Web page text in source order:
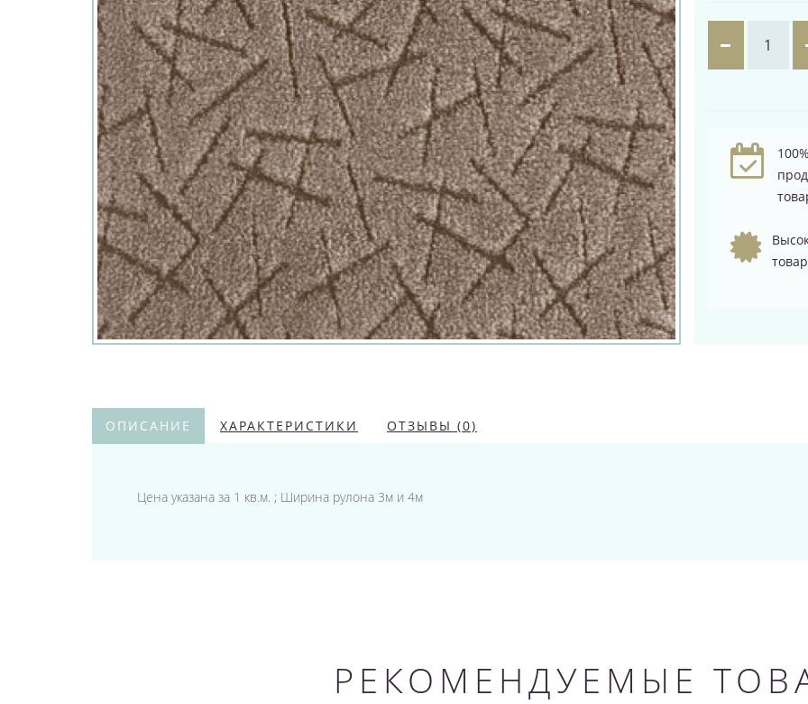
ОПИСАНИЕ ХАРАКТЕРИСТИКИ ОТЗЫВЫ (0)
Цена указана за 1 кв.м. ; Ширина рулона 3м и 4м
РЕКОМЕНДУЕМЫЕ